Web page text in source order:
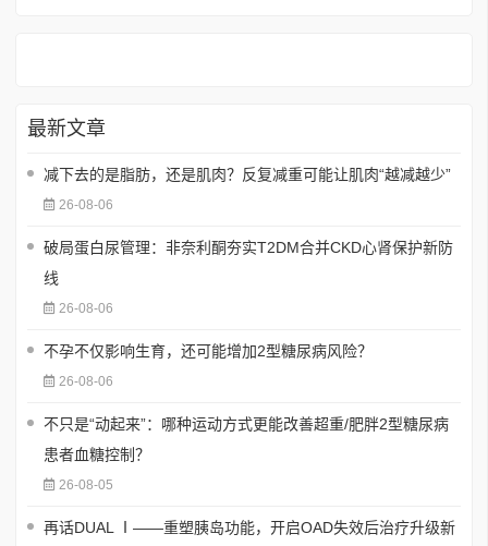
最新文章
减下去的是脂肪，还是肌肉？反复减重可能让肌肉“越减越少”
26-08-06
破局蛋白尿管理：非奈利酮夯实T2DM合并CKD心肾保护新防
线
26-08-06
不孕不仅影响生育，还可能增加2型糖尿病风险？
26-08-06
不只是“动起来”：哪种运动方式更能改善超重/肥胖2型糖尿病
患者血糖控制？
26-08-05
再话DUAL Ⅰ——重塑胰岛功能，开启OAD失效后治疗升级新